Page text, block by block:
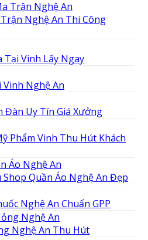
Nghệ An Thi Công
Tại Vinh Lấy Ngay
Vinh Nghệ An
Đàn Uy Tín Giá Xưởng
Phẩm Vinh Thu Hút Khách
Quần Áo Nghệ An Đẹp
Nghệ An Chuẩn GPP
Nghệ An Thu Hút